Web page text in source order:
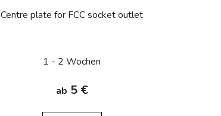
Centre plate for FCC socket outlet
1 - 2 Wochen
ab 5 €